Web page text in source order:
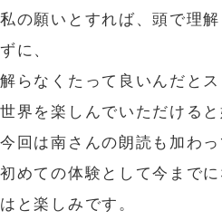
私の願いとすれば、頭で理
ずに、
解らなくたって良いんだと
世界を楽しんでいただけると
今回は南さんの朗読も加わっ
初めての体験として今まで
はと楽しみです。